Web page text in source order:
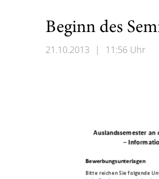
Beginn des
21.10.2013 | 11:56 Uhr